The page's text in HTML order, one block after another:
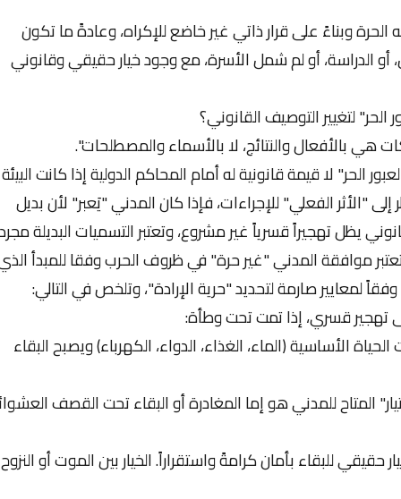
وبناءً على قرار ذاتي غير خاضع للإكراه، وعادةً ما تكون
أو لم شمل الأسرة، مع وجود خيار حقيقي وقانوني
لتغيير التوصيف القانوني؟
هي بالأفعال والنتائج، لا بالأسماء والمصطلحات".
لا قيمة قانونية له أمام المحاكم الدولية إذا كانت البيئة
"الأثر الفعلي" للإجراءات، فإذا كان المدني "يَعبر" لأن بديل
يظل تهجيراً قسرياً غير مشروع، وتعتبر التسميات البديلة مجرد
موافقة المدني "غير حرة" في ظروف الحرب وفقا للمبدأ
لمعايير صارمة لتحديد "حرية الإرادة"، وتلخص في التالي:
تهجير قسري، إذا تمت تحت وطأة:
الأساسية (الماء، الغذاء، الدواء، الكهرباء) ويصبح البقاء
المتاح للمدني هو إما المغادرة أو البقاء تحت القصف
للبقاء بأمان كرامةً واستقراراً. الخيار بين الموت أو النزوح